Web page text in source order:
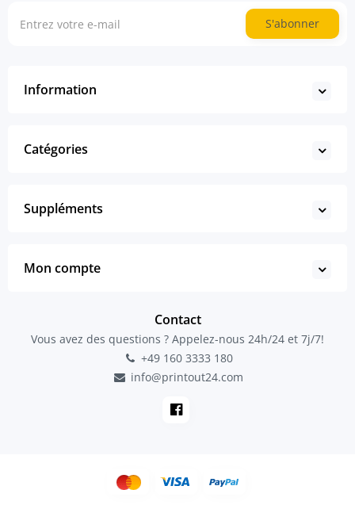
S'abonner
Information
Catégories
Suppléments
Mon compte
Contact
Vous avez des questions ? Appelez-nous 24h/24 et 7j/7!
+49 160 3333 180
info@printout24.com